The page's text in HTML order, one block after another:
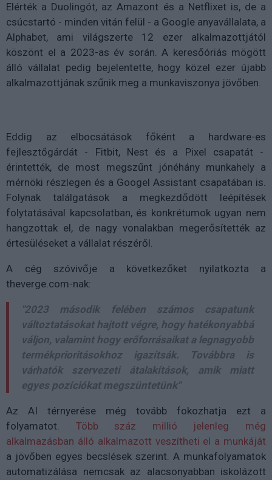
Elérték a Duolingót, az Amazont és a Netflixet is, de a
csúcstartó - minden vitán felül - a Google anyavállalata, a
Alphabet, ami világszerte 12 ezer alkalmazottjától
köszönt el a 2023-as év során. A keresőóriás mögött
álló vállalat pedig bejelentette, hogy közel ezer újabb
alkalmazottjának szűnik meg a munkaviszonya jövőben.
Eddig az elbocsátások főként a hardware-es
fejlesztőgárdát - Fitbit, Nest és a Pixel csapatát -
érintették, de most megszűnt jónéhány munkahely a
mérnöki részlegen és a Googel Assistant csapatában is.
Folynak találgatások a megkezdődött leépítések
folytatásával kapcsolatban, és konkrétumok ugyan nem
hangzottak el, de nagy vonalakban megerősítették az
értesüléseket a vállalat részéről.
A cég szóvivője a következőket nyilatkozta a
theverge.com-nak:
"2023 második felében számos csapatunk
változtatásokat hajtott végre, hogy hatékonyabbá
váljon, valamint hogy erőforrásaikat a legnagyobb
termékprioritásokhoz igazítsák. Továbbra is
várhatók szervezeti átalakítások, amik miatt
egyes pozíciókat megszüntetünk"
Az AI térnyerése még tovább fokozhatja ezt a
folyamatot. Több száz millió jelenleg még
alkalmazásban álló alkalmazott veszítheti el a munkáját
a jövőben egyes becslések szerint. A munkafolyamatok
automatizálása nemcsak az alacsonyabban iskolázott